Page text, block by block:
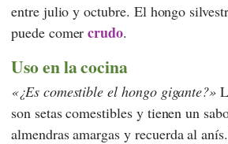
entre julio y octubre. El hongo
puede comercrudo.
Uso en la cocina
¿Es comestible el hongo gigante?
son setas comestibles y tienen un
almendras amargas y recuerda al